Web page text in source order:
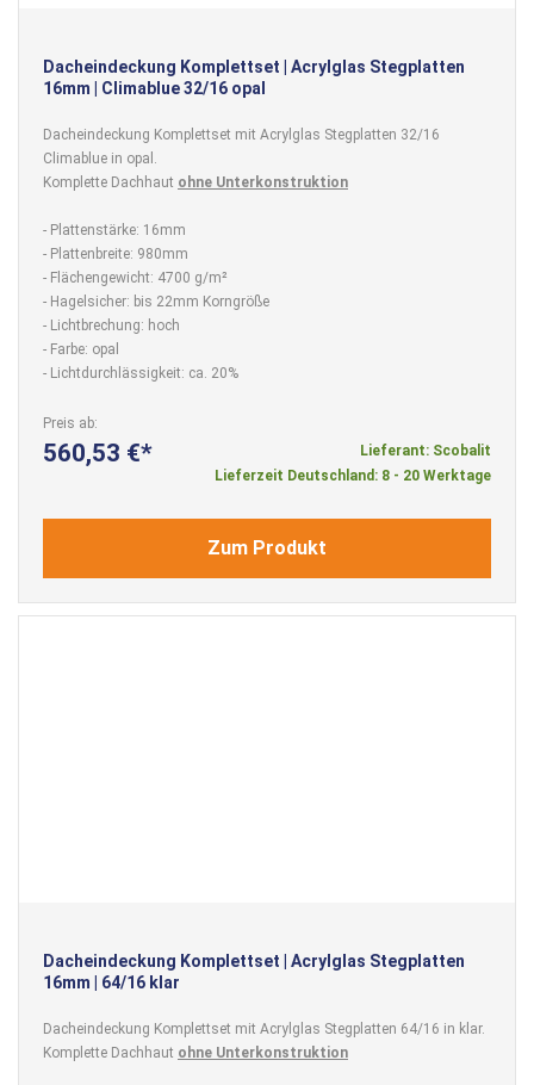
Dacheindeckung Komplettset | Acrylglas Stegplatten
16mm | Climablue 32/16 opal
Dacheindeckung Komplettset mit Acrylglas Stegplatten 32/16
Climablue in opal.
Komplette Dachhaut ohne Unterkonstruktion
- Plattenstärke: 16mm
- Plattenbreite: 980mm
- Flächengewicht: 4700 g/m²
- Hagelsicher: bis 22mm Korngröße
- Lichtbrechung: hoch
- Farbe: opal
- Lichtdurchlässigkeit: ca. 20%
Preis ab
560,53 €
Lieferant: Scobalit
Lieferzeit Deutschland: 8 - 20 Werktage
Zum Produkt
Dacheindeckung Komplettset | Acrylglas Stegplatten
16mm | 64/16 klar
Dacheindeckung Komplettset mit Acrylglas Stegplatten 64/16 in klar.
Komplette Dachhaut ohne Unterkonstruktion